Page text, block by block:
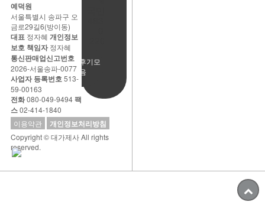
사용후기모
음
예덕원
서울특별시 송파구 오
금로29길6(방이동)
대표 정자혜 개인정보
보호 책임자정자혜
통신판매업신고번호
2026-서울송파-0077
사업자 등록번호513-
59-00163
전화080-049-9494팩
스02-414-1840
이용약관
개인정보처리방침
Copyright © 대가제사 All rights
reserved.